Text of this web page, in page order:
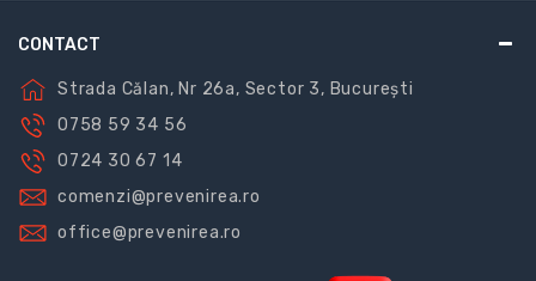
CONTACT
Strada Călan, Nr 26a, Sector 3, București
0758 59 34 56
0724 30 67 14
comenzi@prevenirea.ro
office@prevenirea.ro